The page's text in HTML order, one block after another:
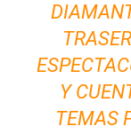
Y
TEMAS